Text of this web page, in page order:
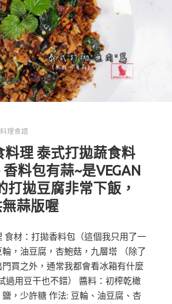
理食譜
料理 泰式打拋蔬食料
料包有蒜~是VEGAN
打拋豆腐非常下飯，
蒜版喔
食材：打拋香料包（這個我只用了一
，油豆腐，杏鮑菇，九層塔 （除了
買之外，通常我都會看冰箱有什麼
過用豆干也不錯） 醬料：初榨乾橄
，少許糖 作法: 豆輪、油豆腐、杏